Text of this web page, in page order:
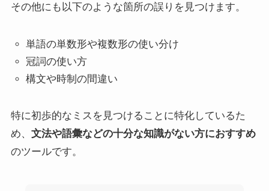
その他にも以下のような箇所の誤りを見つけます。
単語の単数形や複数形の使い分け
冠詞の使い方
構文や時制の間違い
特に初歩的なミスを見つけることに特化しているた
め、 文法や語彙などの十分な知識がない方におすすめ
のツールです。